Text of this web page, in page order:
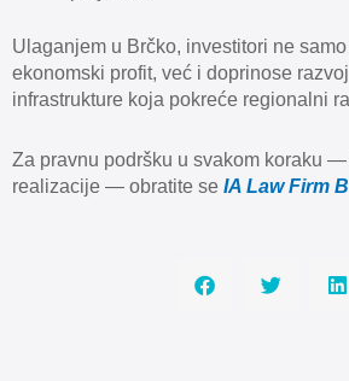
Ulaganjem u Brčko, investitori ne
ekonomski profit, već i doprinose
infrastrukture koja pokreće regionalni
Za pravnu podršku u svakom koraku
realizacije — obratite se IA Law Firm